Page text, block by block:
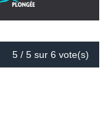
5 / 5 sur 6 vote(s)